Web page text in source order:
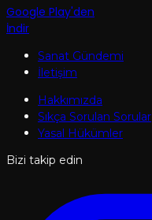
Google Play'den
İndir
Sanat Gündemi
İletişim
Hakkımızda
Sıkça Sorulan Sorular
Yasal Hükümler
Bizi takip edin